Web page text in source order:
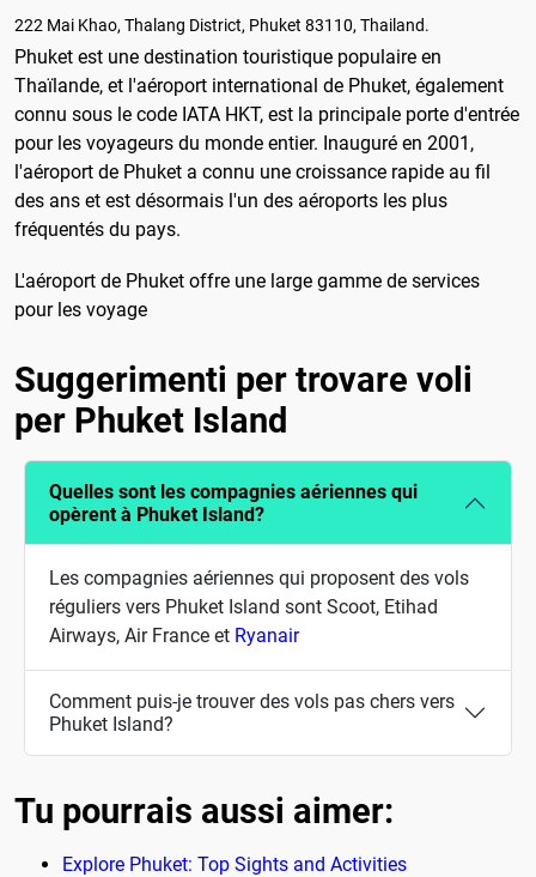
222 Mai Khao, Thalang District, Phuket 83110, Thailand.
Phuket est une destination touristique populaire en
Thaïlande, et l'aéroport international de Phuket, également
connu sous le code IATA HKT, est la principale porte d'entrée
pour les voyageurs du monde entier. Inauguré en 2001,
l'aéroport de Phuket a connu une croissance rapide au fil
des ans et est désormais l'un des aéroports les plus
fréquentés du pays.
L'aéroport de Phuket offre une large gamme de services
pour les voyage
Suggerimenti per trovare voli
per Phuket Island
Quelles sont les compagnies aériennes qui
opèrent à Phuket Island?
Les compagnies aériennes qui proposent des vols
réguliers vers Phuket Island sont Scoot, Etihad
Airways, Air France et Ryanair
Comment puis-je trouver des vols pas chers vers
Phuket Island?
Tu pourrais aussi aimer:
Explore Phuket: Top Sights and Activities